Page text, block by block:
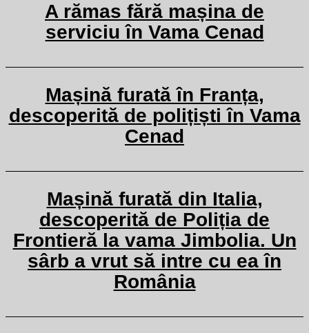
A rămas fără mașina de
serviciu în Vama Cenad
Mașină furată în Franța,
descoperită de polițiști în Vama
Cenad
Mașină furată din Italia,
descoperită de Poliția de
Frontieră la vama Jimbolia. Un
sârb a vrut să intre cu ea în
România